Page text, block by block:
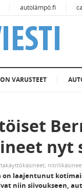
autolämpö.fi
VARUSTEET
nyt
,
on laajentunut
niin siivoukseen,